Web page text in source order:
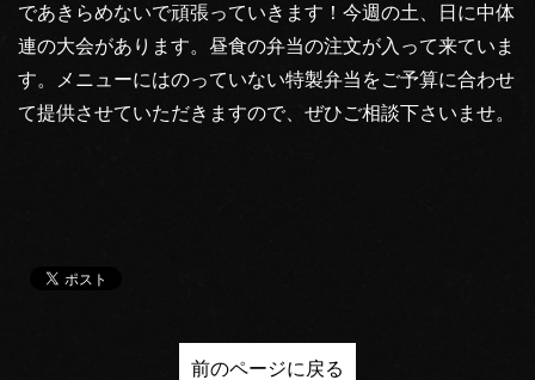
であきらめないで頑張っていきます！今週の土、日に中体
連の大会があります。昼食の弁当の注文が入って来ていま
す。メニューにはのっていない特製弁当をご予算に合わせ
て提供させていただきますので、ぜひご相談下さいませ。
前のページに戻る